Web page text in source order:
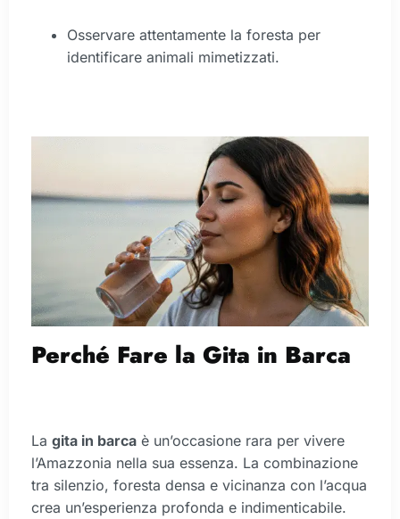
Osservare attentamente la foresta per
identificare animali mimetizzati.
Perché Fare la Gita in Barca
La gita in barca è un’occasione rara per vivere
l’Amazzonia nella sua essenza. La combinazione
tra silenzio, foresta densa e vicinanza con l’acqua
crea un’esperienza profonda e indimenticabile.